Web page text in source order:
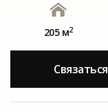
205 м2
Связаться